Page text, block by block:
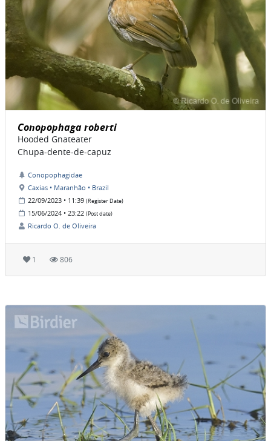
Conopophaga roberti
Hooded Gnateater
Chupa-dente-de-capuz
Conopophagidae
Caxias • Maranhão • Brazil
22/09/2023 • 11:39 (Register Date)
15/06/2024 • 23:22 (Post date)
Ricardo O. de Oliveira
1 806